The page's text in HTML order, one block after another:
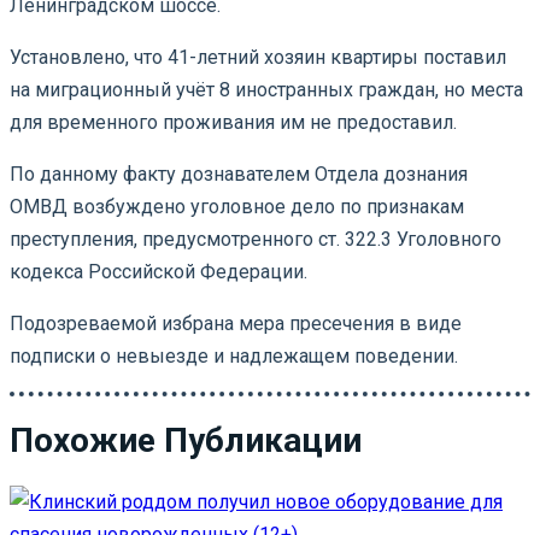
Ленинградском шоссе.
Установлено, что 41-летний хозяин квартиры поставил
на миграционный учёт 8 иностранных граждан, но места
для временного проживания им не предоставил.
По данному факту дознавателем Отдела дознания
ОМВД возбуждено уголовное дело по признакам
преступления, предусмотренного ст. 322.3 Уголовного
кодекса Российской Федерации.
Подозреваемой избрана мера пресечения в виде
подписки о невыезде и надлежащем поведении.
Похожие Публикации